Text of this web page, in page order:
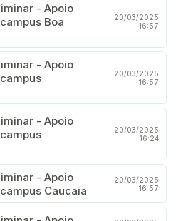
- Apoio
Boa
20/03/2025
16:57
- Apoio
20/03/2025
16:57
- Apoio
20/03/2025
16:24
- Apoio
Caucaia
20/03/2025
16:57